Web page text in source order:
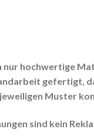
nur hochwertige
gefertigt,
Muster
sind kein